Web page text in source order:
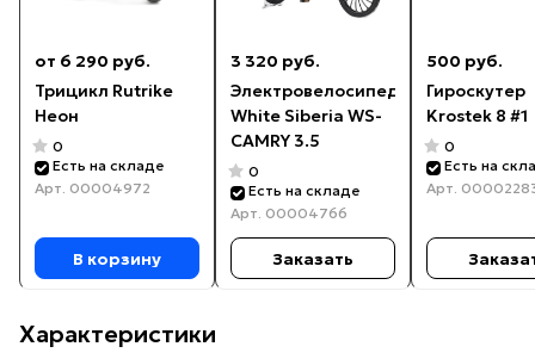
от 6 290 руб.
Трицикл Rutrike
Неон
0
Есть на складе
Арт. 00004972
В корзину
3 320 руб.
Электровелосипед
White Siberia WS-
CAMRY 3.5
0
Есть на складе
Арт. 00004766
Заказать
500 руб.
Гироскутер
Krostek 8 #1
0
Есть на
Арт.
Характеристики